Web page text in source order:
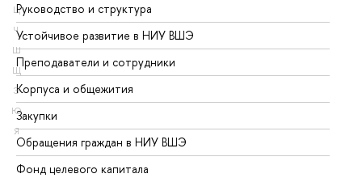
Ц
Ч
Ш
Щ
Э
Ю
Я
Руководство и структура
Устойчивое развитие в НИУ ВШЭ
Преподаватели и сотрудники
Корпуса и общежития
Закупки
Обращения граждан в НИУ ВШЭ
Фонд целевого капитала